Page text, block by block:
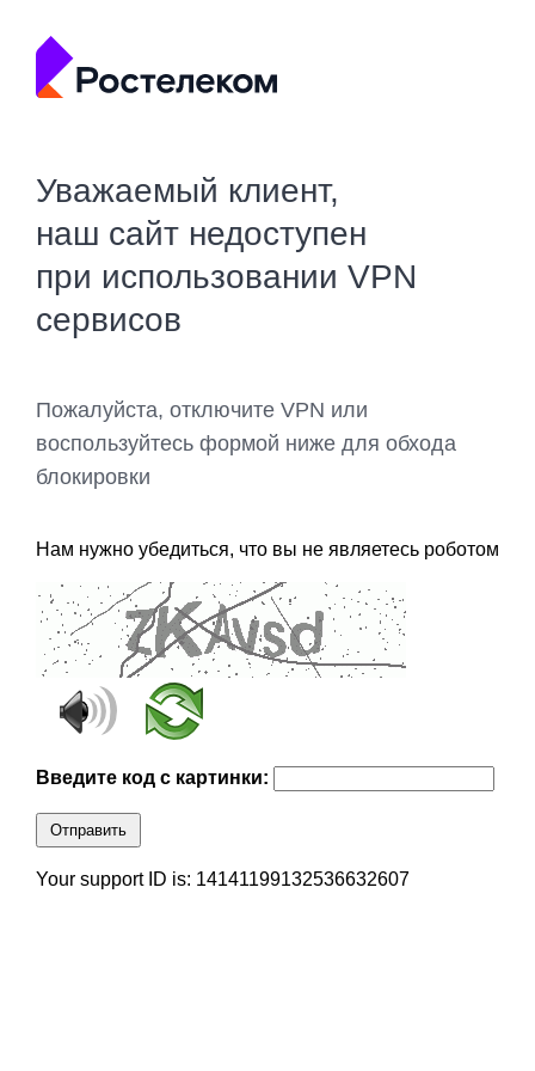
Уважаемый клиент,
наш сайт недоступен
при использовании VPN
сервисов
Пожалуйста, отключите VPN или
воспользуйтесь формой ниже для обхода
блокировки
Нам нужно убедиться, что вы не являетесь роботом
Введите код с картинки:
Отправить
Your support ID is: 14141199132536632607